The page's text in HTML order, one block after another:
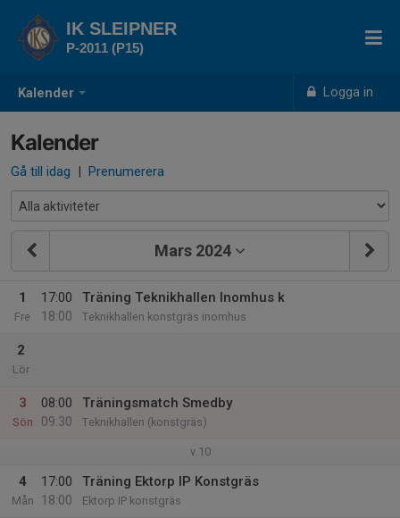
Kalender Logga in
IK SLEIPNER
P-2011 (P15)
Kalender
Gå till idag | Prenumerera
Mars 2024
1
Fre
17:00
18:00
Träning Teknikhallen Inomhus k
Teknikhallen konstgräs inomhus
2
Lör
3
Sön
08:00
09:30
Träningsmatch Smedby
Teknikhallen (konstgräs)
v.10
4
Mån
17:00
18:00
Träning Ektorp IP Konstgräs
Ektorp IP konstgräs